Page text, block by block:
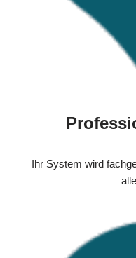
Ihr System wird